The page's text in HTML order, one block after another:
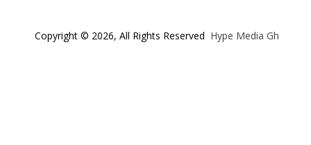
Copyright © 2026, All Rights Reserved Hype Media Gh